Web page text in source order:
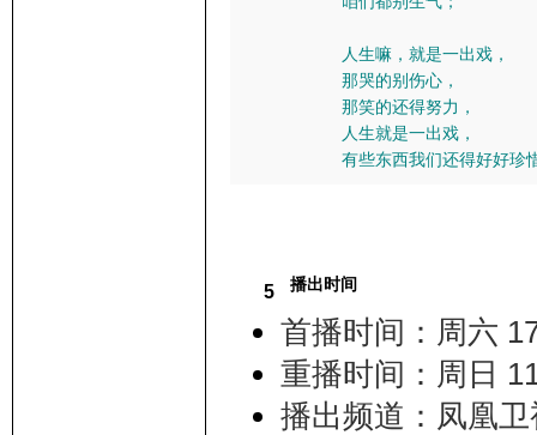
人生嘛，就是一出戏，
那哭的别伤心，
那笑的还得努力，
人生就是一出戏，
有些东西我们还得好好珍
5 播出时间
首播时间：周六
重播时间：周日
播出频道：凤凰